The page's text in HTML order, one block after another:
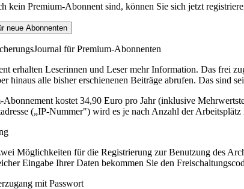
kein Premium-Abonnent sind, können Sie sich jetzt
für Premium-Abonnenten
erhalten Leserinnen und Leser mehr Information. Das frei
hinaus alle bisher erschienenen Beiträge abrufen. Das sind
Abonnement kostet 34,90 Euro pro Jahr (inklusive
(„IP-Nummer") wird es je nach Anzahl der
Möglichkeiten für die Registrierung zur Benutzung des
Eingabe Ihrer Daten bekommen Sie den
mit Passwort